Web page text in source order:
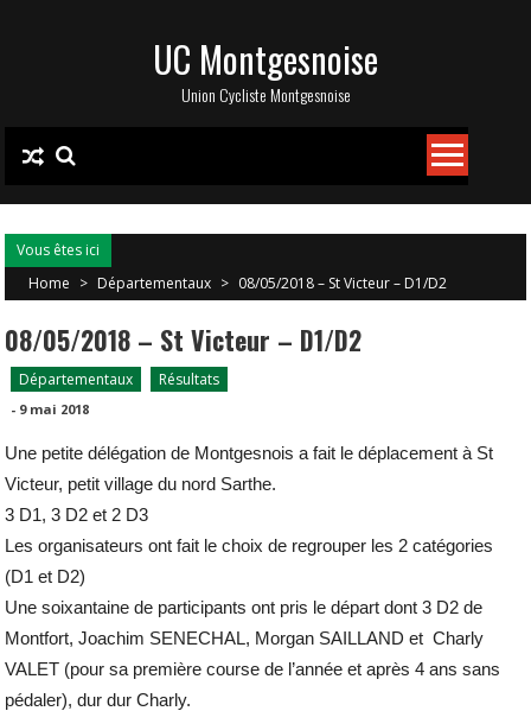
UC Montgesnoise
Union Cycliste Montgesnoise
Vous êtes ici
Home > Départementaux > 08/05/2018 – St Victeur – D1/D2
08/05/2018 – St Victeur – D1/D2
Départementaux Résultats
- 9 mai 2018
Une petite délégation de Montgesnois a fait le déplacement à St
Victeur, petit village du nord Sarthe.
3 D1, 3 D2 et 2 D3
Les organisateurs ont fait le choix de regrouper les 2 catégories
(D1 et D2)
Une soixantaine de participants ont pris le départ dont 3 D2 de
Montfort, Joachim SENECHAL, Morgan SAILLAND et Charly
VALET (pour sa première course de l’année et après 4 ans sans
pédaler), dur dur Charly.